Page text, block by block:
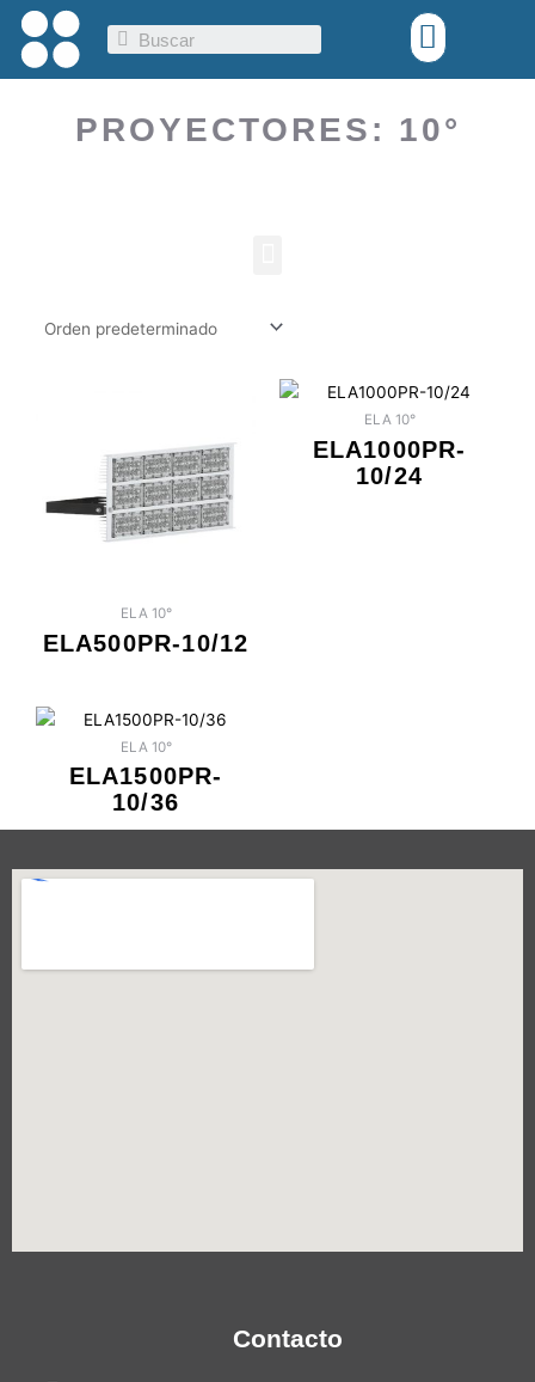
contenido
Search Menu
PROYECTORES: 10°
ELA 10°
ELA500PR-10/12
ELA 10°
ELA1000PR-
10/24
ELA 10°
ELA1500PR-
10/36
Contacto